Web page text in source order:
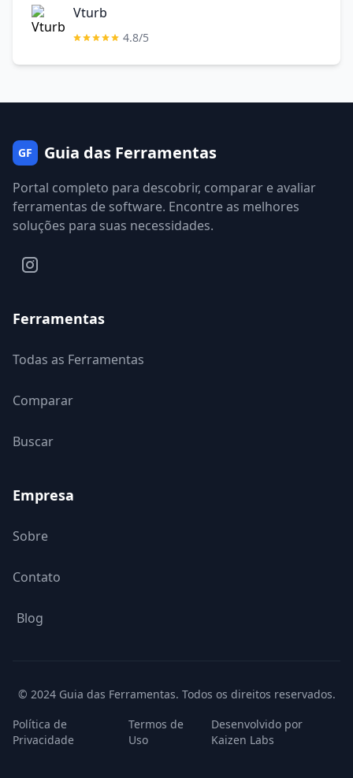
Vturb
4.8/5
GF Guia das Ferramentas
Portal completo para descobrir, comparar e avaliar
ferramentas de software. Encontre as melhores
soluções para suas necessidades.
Ferramentas
Todas as Ferramentas
Comparar
Buscar
Empresa
Sobre
Contato
Blog
© 2024 Guia das Ferramentas. Todos os direitos reservados.
Política de
Privacidade
Termos de
Uso
Desenvolvido por
Kaizen Labs